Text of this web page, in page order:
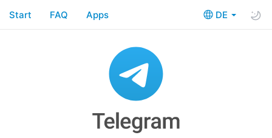
DE
Start FAQ Apps